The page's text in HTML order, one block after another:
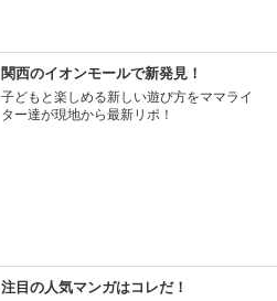
関西のイオンモールで新発見！
子どもと楽しめる新しい遊び方をママライ
ター達が現地から最新リポ！
注目の人気マンガはコレだ！